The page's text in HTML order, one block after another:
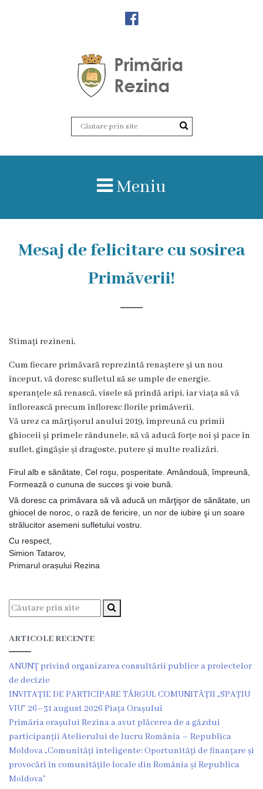
Amalgamare
în
de
audiență
Primarul
Aparatul
primăriei
Competențele
primarului
Dispozițiile
primarului
salariale
Întreprinderi
subordonate
Grădinița
nr.1
,,Leagănul
copilăriei”
Meniu
Mesaj de felicitare cu sosirea
Primăverii!
Stimați rezineni,
Cum fiecare primăvară reprezintă renaștere și un nou
început, vă doresc sufletul să se umple de energie,
speranțele să renască, visele să prindă aripi, iar viața să vă
înflorească precum înfloresc florile primăverii.
Vă urez ca mărțișorul anului 2019, împreună cu primii
ghioceii și primele rândunele, să vă aducă forțe noi și pace în
suflet, gingășie și dragoste, putere și multe realizări.
Firul alb e sănătate, Cel roşu, posperitate. Amândouă, împreună,
Formează o cununa de succes şi voie bună.
Vă doresc ca primăvara să vă aducă un mărţişor de sănătate, un
ghiocel de noroc, o rază de fericire, un nor de iubire şi un soare
strălucitor asemeni sufletului vostru.
Cu respect,
Simion Tatarov,
Primarul orașului Rezina
ARTICOLE RECENTE
ANUNŢ privind organizarea consultării publice a proiectelor
de decizie
INVITAȚIE DE PARTICIPARE TÂRGUL COMUNITĂȚII „SPAȚIU
VIU” 26–31 august 2026 Piața Orașului
Primăria orașului Rezina a avut plăcerea de a găzdui
participanții Atelierului de lucru România – Republica
Moldova „Comunități inteligente: Oportunități de finanțare și
provocări în comunitățile locale din România și Republica
Moldova”